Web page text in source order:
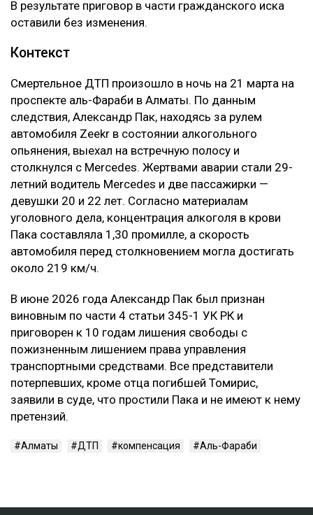
В результате приговор в части гражданского иска
оставили без изменения.
Контекст
Смертельное ДТП произошло в ночь на 21 марта на
проспекте аль-Фараби в Алматы. По данным
следствия, Александр Пак, находясь за рулем
автомобиля Zeekr в состоянии алкогольного
опьянения, выехал на встречную полосу и
столкнулся с Mercedes. Жертвами аварии стали 29-
летний водитель Mercedes и две пассажирки —
девушки 20 и 22 лет. Согласно материалам
уголовного дела, концентрация алкоголя в крови
Пака составляла 1,30 промилле, а скорость
автомобиля перед столкновением могла достигать
около 219 км/ч.
В июне 2026 года Александр Пак был признан
виновным по части 4 статьи 345-1 УК РК и
приговорен к 10 годам лишения свободы с
пожизненным лишением права управления
транспортными средствами. Все представители
потерпевших, кроме отца погибшей Томирис,
заявили в суде, что простили Пака и не имеют к нему
претензий.
Алматы ДТП компенсация Аль-Фараби